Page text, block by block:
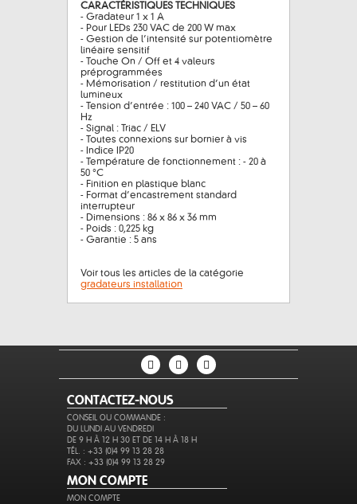
CARACTÉRISTIQUES TECHNIQUES
- Gradateur 1 x 1 A
- Pour LEDs 230 VAC de 200 W max
- Gestion de l’intensité sur potentiomètre
linéaire sensitif
- Touche On / Off et 4 valeurs
préprogrammées
- Mémorisation / restitution d’un état
lumineux
- Tension d’entrée : 100 – 240 VAC / 50 – 60
Hz
- Signal : Triac / ELV
- Toutes connexions sur bornier à vis
- Indice IP20
- Température de fonctionnement : - 20 à
50 °C
- Finition en plastique blanc
- Format d’encastrement standard
interrupteur
- Dimensions : 86 x 86 x 36 mm
- Poids : 0,225 kg
- Garantie : 5 ans
Voir tous les articles de la catégorie
gradateurs installation
CONTACTEZ-NOUS
CONSEIL OU COMMANDE :
DU LUNDI AU VENDREDI
DE 9 H À 12 H 30 ET DE 14 H À 18 H
TÉL. : +33 (0)4 99 13 28 28
FAX : +33 (0)4 99 13 28 29
MON COMPTE
MON COMPTE